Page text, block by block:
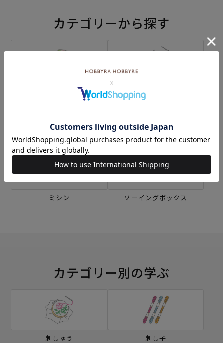
カテゴリーから探す
刺し子 編み物
ミシン ソーイングボックス
カテゴリー別の学ぶ
刺しゅう 刺し子